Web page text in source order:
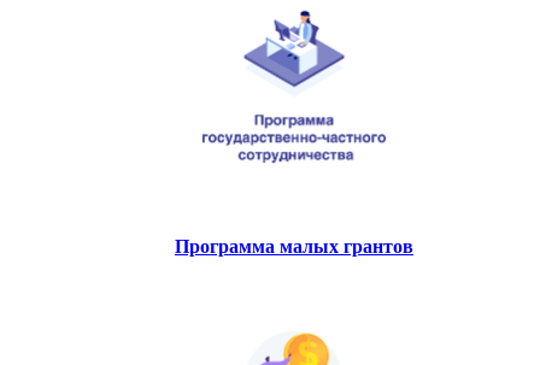
Программа малых грантов